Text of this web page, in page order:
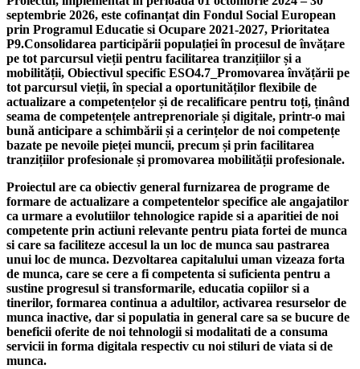
septembrie 2026, este cofinanțat din Fondul Social European
prin Programul Educatie si Ocupare 2021-2027, Prioritatea
P9.Consolidarea participării populației în procesul de învățare
pe tot parcursul vieții pentru facilitarea tranzițiilor și a
mobilității, Obiectivul specific ESO4.7_Promovarea învățării pe
tot parcursul vieții, în special a oportunităților flexibile de
actualizare a competențelor și de recalificare pentru toți, ținând
seama de competențele antreprenoriale și digitale, printr-o mai
bună anticipare a schimbării și a cerințelor de noi competențe
bazate pe nevoile pieței muncii, precum și prin facilitarea
tranzițiilor profesionale și promovarea mobilității profesionale.
Proiectul are ca obiectiv general furnizarea de programe de
formare de actualizare a competentelor specifice ale angajatilor
ca urmare a evolutiilor tehnologice rapide si a aparitiei de noi
competente prin actiuni relevante pentru piata fortei de munca
si care sa faciliteze accesul la un loc de munca sau pastrarea
unui loc de munca. Dezvoltarea capitalului uman vizeaza forta
de munca, care se cere a fi competenta si suficienta pentru a
sustine progresul si transformarile, educatia copiilor si a
tinerilor, formarea continua a adultilor, activarea resurselor de
munca inactive, dar si populatia in general care sa se bucure de
beneficii oferite de noi tehnologii si modalitati de a consuma
servicii in forma digitala respectiv cu noi stiluri de viata si de
munca.